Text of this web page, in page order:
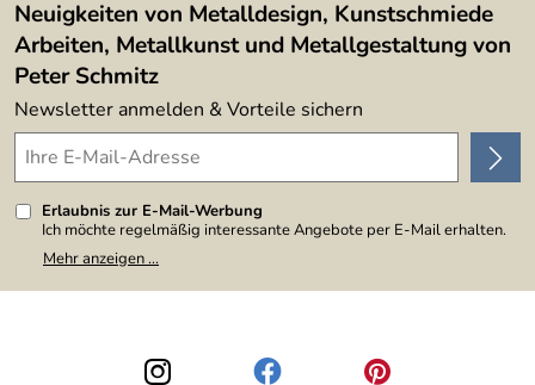
Neuigkeiten von Metalldesign, Kunstschmiede
Arbeiten, Metallkunst und Metallgestaltung von
Peter Schmitz
Newsletter anmelden & Vorteile sichern
Erlaubnis zur E-Mail-Werbung
Ich möchte regelmäßig interessante Angebote per E-Mail erhalten.
Meine E-Mail-Adresse wird nicht an andere Unternehmen
weitergegeben. Zu statistischen Zwecken wird in anonymer Form
den Link "Abmelden" am Ende des Newsletters anklicke. Die
Datenschutzerklärung
habe ich zur Kenntnis genommen.
Mehr anzeigen ...